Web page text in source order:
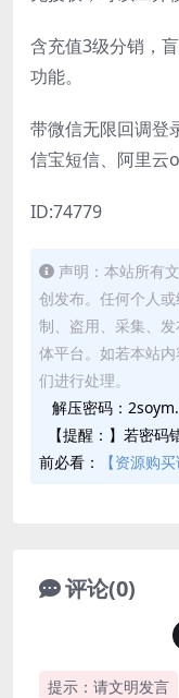
含充值3级分销，
功能。
带微信无限回调登
信宝短信、阿里云
ID:74779
声明：本站所有
创发布。任何个人
制、盗用、采集、
体平台。如若本站
们进行处理。
解压密码：
【提醒：】若密码
前必看：
【资源购买
评论(0)
提示：请文明发言